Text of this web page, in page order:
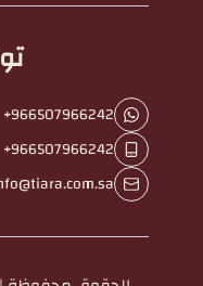
+966507966242
+966507966242